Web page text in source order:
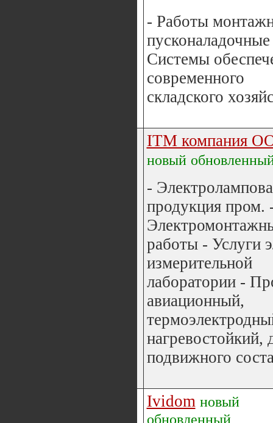
- Работы
Системы
современного
складского
ITM компания
новый
-
продукция пром.
работы - Услуги
измерительной
лаборатории -
авиационный,
нагревостойкий,
подвижного
Ividom новый
обновленный